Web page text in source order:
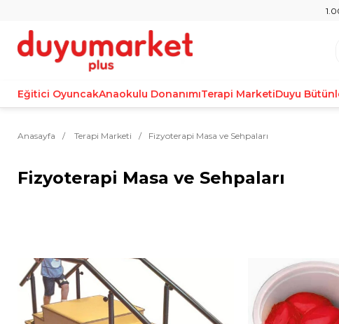
Eğitici OyuncakAnaokulu DonanımıTerapi MarketiDuyu
Anasayfa Terapi Marketi Fizyoterapi Masa ve Sehpaları
Fizyoterapi Masa ve Sehpaları